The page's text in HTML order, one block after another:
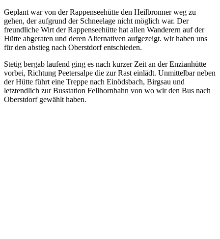
Geplant war von der Rappenseehütte den Heilbronner weg zu
gehen, der aufgrund der Schneelage nicht möglich war. Der
freundliche Wirt der Rappenseehütte hat allen Wanderern auf der
Hütte abgeraten und deren Alternativen aufgezeigt. wir haben uns
für den abstieg nach Oberstdorf entschieden.
Stetig bergab laufend ging es nach kurzer Zeit an der Enzianhütte
vorbei, Richtung Peetersalpe die zur Rast einlädt. Unmittelbar neben
der Hütte führt eine Treppe nach Einödsbach, Birgsau und
letztendlich zur Busstation Fellhornbahn von wo wir den Bus nach
Oberstdorf gewählt haben.